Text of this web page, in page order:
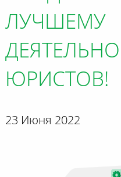
ЛУЧШЕМУ
ЮРИСТОВ!
23 Июня 2022